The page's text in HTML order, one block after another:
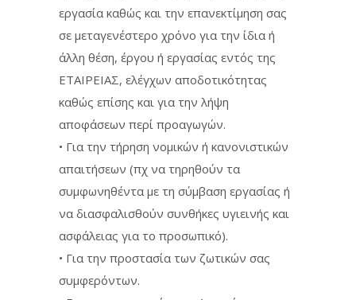
εργασία καθώς και την επανεκτίμηση σας
σε μεταγενέστερο χρόνο για την ίδια ή
άλλη θέση, έργου ή εργασίας εντός της
ΕΤΑΙΡΕΙΑΣ, ελέγχων αποδοτικότητας
καθώς επίσης και για την λήψη
αποφάσεων περί προαγωγών.
• Για την τήρηση νομικών ή κανονιστικών
απαιτήσεων (πχ να τηρηθούν τα
συμφωνηθέντα με τη σύμβαση εργασίας ή
να διασφαλισθούν συνθήκες υγιεινής και
ασφάλειας για το προσωπικό).
• Για την προστασία των ζωτικών σας
συμφερόντων.